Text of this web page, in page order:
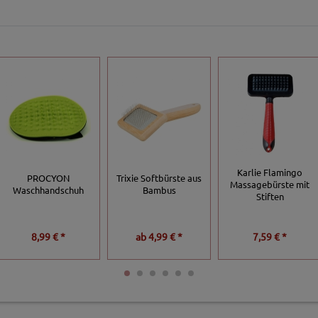
PROCYON
Waschhandschuh
8,99 € *
Trixie Softbürste aus
Bambus
ab4,99 € *
Karlie Flamingo
Massagebürste mit
Stiften
7,59 € *